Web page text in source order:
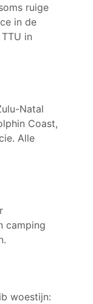
ruige
in de
in
Natal
Coast,
Alle
camping
woestijn: